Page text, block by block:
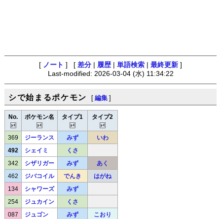
[ ノート ] [ 差分 履歴 単語検索 最終更新 ]
Last-modified: 2026-03-04 (水) 11:34:22
シで始まるポケモン [ 編集 ]
No. ポケモン名 タイプ1 タイプ2
369 ジーランス みず いわ
492 シェイミ くさ
342 シザリガー みず あく
462 ジバコイル でんき はがね
134 シャワーズ みず
254 ジュカイン くさ
087 ジュゴン みず こおり